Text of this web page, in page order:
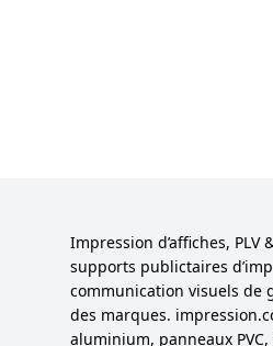
Impression d’affiches,
supports publictaires
communication visuels de
des marques.
aluminium, panneaux